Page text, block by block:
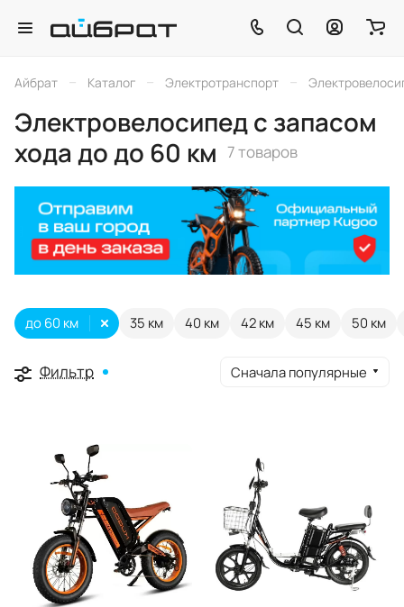
Айбрат – Каталог – Электротранспорт –
Электровелосипед с запасом
хода до до 60 км 7 товаров
35 км 40 км 42 км 45 км 50 км
до 60 км
Фильтр Сначала популярные